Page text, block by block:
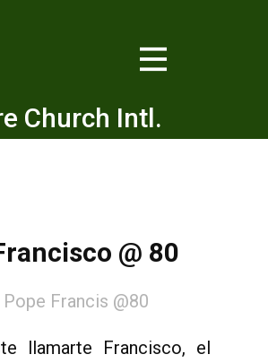
Church Intl.
@ 80
Pope Francis @80
llamarte Francisco, el